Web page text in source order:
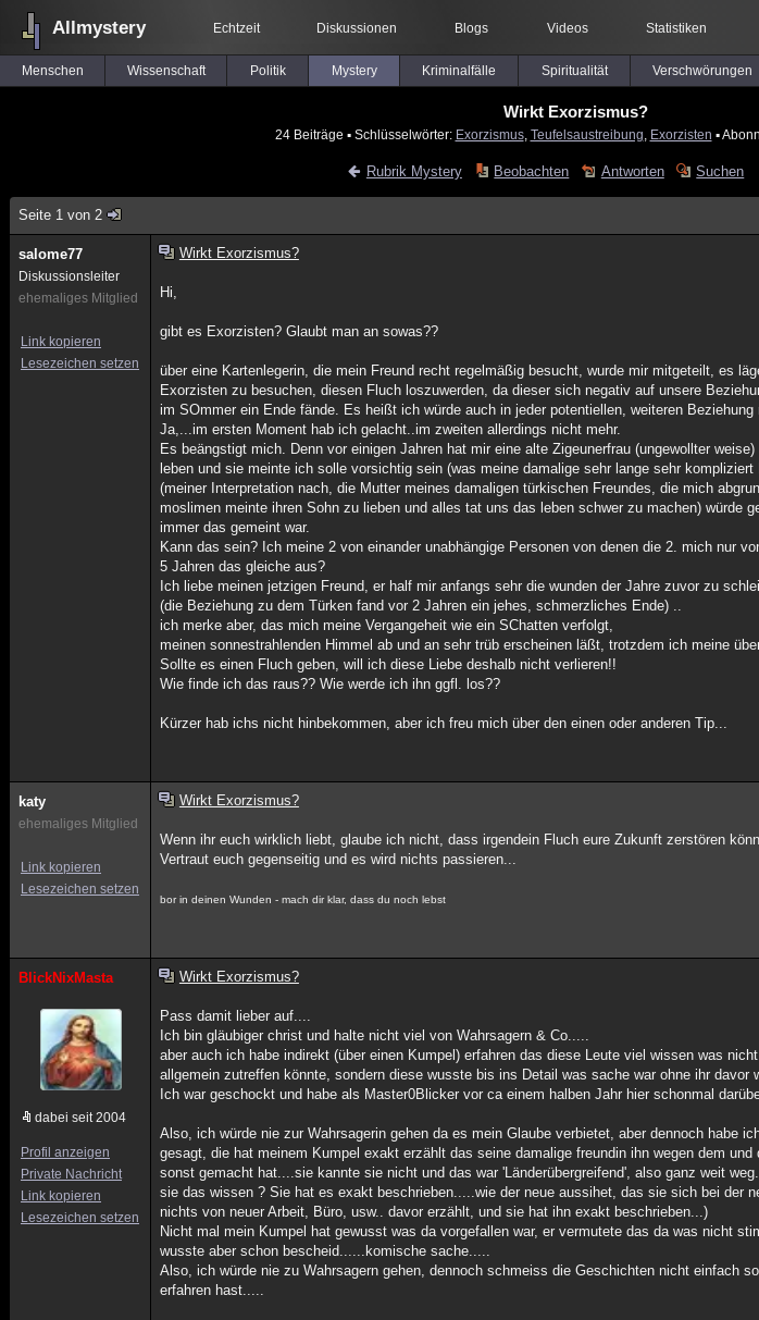
Allmystery Echtzeit Diskussionen Blogs Videos Statistiken
Menschen Wissenschaft Politik Mystery Kriminalfälle Spiritualität Verschwörungen
Wirkt Exorzismus?
24 Beiträge ▪ Schlüsselwörter: Exorzismus, Teufelsaustreibung Exorzisten ▪
Rubrik Mystery Beobachten Antworten Suchen
Seite 1 von 2
salome77
Diskussionsleiter
ehemaliges Mitglied
Link kopieren
Lesezeichen setzen
Wirkt Exorzismus?
Hi,
gibt es Exorzisten? Glaubt man an sowas??
über eine Kartenlegerin, die mein Freund recht regelmäßig besucht, wurde mir mitgeteilt, es
Exorzisten zu besuchen, diesen Fluch loszuwerden, da dieser sich negativ auf unsere
im SOmmer ein Ende fände. Es heißt ich würde auch in jeder potentiellen, weiteren
Ja,...im ersten Moment hab ich gelacht..im zweiten allerdings nicht mehr.
Es beängstigt mich. Denn vor einigen Jahren hat mir eine alte Zigeunerfrau (ungewollter
leben und sie meinte ich solle vorsichtig sein (was meine damalige sehr lange sehr
(meiner Interpretation nach, die Mutter meines damaligen türkischen Freundes, die mich
moslimen meinte ihren Sohn zu lieben und alles tat uns das leben schwer zu machen) würde
immer das gemeint war.
Kann das sein? Ich meine 2 von einander unabhängige Personen von denen die 2. mich nur
5 Jahren das gleiche aus?
Ich liebe meinen jetzigen Freund, er half mir anfangs sehr die wunden der Jahre zuvor zu
(die Beziehung zu dem Türken fand vor 2 Jahren ein jehes, schmerzliches Ende) ..
ich merke aber, das mich meine Vergangeheit wie ein SChatten verfolgt,
meinen sonnestrahlenden Himmel ab und an sehr trüb erscheinen läßt, trotzdem ich meine
Sollte es einen Fluch geben, will ich diese Liebe deshalb nicht verlieren!!
Wie finde ich das raus?? Wie werde ich ihn ggfl. los??
Kürzer hab ichs nicht hinbekommen, aber ich freu mich über den einen oder anderen Tip...
katy
ehemaliges Mitglied
Link kopieren
Lesezeichen setzen
Wirkt Exorzismus?
Wenn ihr euch wirklich liebt, glaube ich nicht, dass irgendein Fluch eure Zukunft zerstören
Vertraut euch gegenseitig und es wird nichts passieren...
bor in deinen Wunden - mach dir klar, dass du noch lebst
BlickNixMasta
dabei seit 2004
Profil anzeigen
Private Nachricht
Link kopieren
Lesezeichen setzen
Wirkt Exorzismus?
Pass damit lieber auf....
Ich bin gläubiger christ und halte nicht viel von Wahrsagern & Co.....
aber auch ich habe indirekt (über einen Kumpel) erfahren das diese Leute viel wissen was
allgemein zutreffen könnte, sondern diese wusste bis ins Detail was sache war ohne ihr davor
Ich war geschockt und habe als Master0Blicker vor ca einem halben Jahr hier schonmal
Also, ich würde nie zur Wahrsagerin gehen da es mein Glaube verbietet, aber dennoch habe
gesagt, die hat meinem Kumpel exakt erzählt das seine damalige freundin ihn wegen dem
sonst gemacht hat....sie kannte sie nicht und das war 'Länderübergreifend', also ganz weit
sie das wissen ? Sie hat es exakt beschrieben.....wie der neue aussihet, das sie sich bei der
nichts von neuer Arbeit, Büro, usw.. davor erzählt, und sie hat ihn exakt beschrieben...)
Nicht mal mein Kumpel hat gewusst was da vorgefallen war, er vermutete das da was nicht
wusste aber schon bescheid......komische sache.....
Also, ich würde nie zu Wahrsagern gehen, dennoch schmeiss die Geschichten nicht einfach
erfahren hast.....